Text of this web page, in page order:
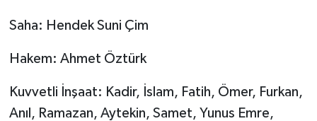
Saha: Hendek Suni Çim
Hakem: Ahmet Öztürk
Kuvvetli İnşaat: Kadir, İslam, Fatih, Ömer, Furkan,
Anıl, Ramazan, Aytekin, Samet, Yunus Emre,